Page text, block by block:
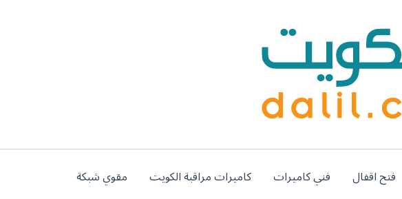
فتح اقفال فني كاميرات كاميرات مراقبة الكويت مقوي شبكة